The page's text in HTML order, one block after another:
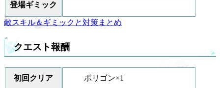
登場ギミック
敵スキル＆ギミックと対策まとめ
クエスト報酬
初回クリア ポリゴン×1